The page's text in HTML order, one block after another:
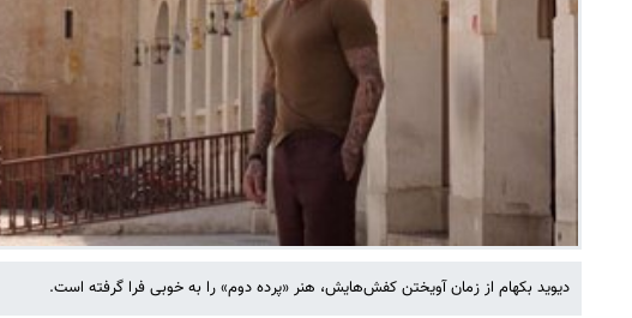
دیوید بکهام از زمان آویختن کفش‌هایش، هنر «پرده دوم» را به خوبی فرا گرفته است.